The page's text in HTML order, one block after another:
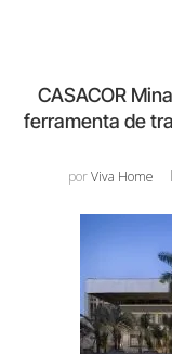
CASACOR
ferramenta de
porViva Home